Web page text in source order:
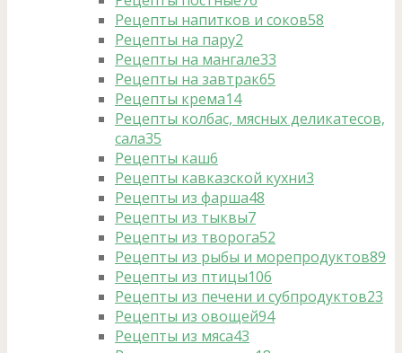
Рецепты напитков и соков58
Рецепты на пару2
Рецепты на мангале33
Рецепты на завтрак65
Рецепты крема14
Рецепты колбас, мясных деликатесов,
сала35
Рецепты каш6
Рецепты кавказской кухни3
Рецепты из фарша48
Рецепты из тыквы7
Рецепты из творога52
Рецепты из рыбы и морепродуктов89
Рецепты из птицы106
Рецепты из печени и субпродуктов23
Рецепты из овощей94
Рецепты из мяса43